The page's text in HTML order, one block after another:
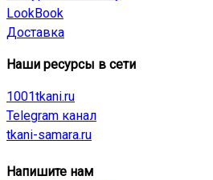
LookBook
Доставка
Наши ресурсы в сети
1001tkani.ru
Telegram канал
tkani-samara.ru
Напишите нам